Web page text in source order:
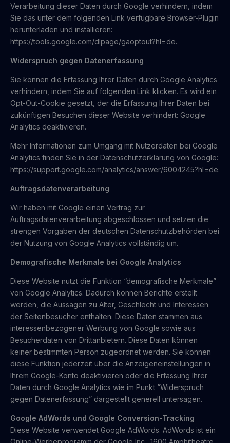
Verarbeitung dieser Daten durch Google verhindern, indem
Sie das unter dem folgenden Link verfügbare Browser-Plugin
herunterladen und installieren:
https://tools.google.com/dlpage/gaoptout?hl=de.
Widerspruch gegen Datenerfassung
Sie können die Erfassung Ihrer Daten durch Google Analytics
verhindern, indem Sie auf folgenden Link klicken. Es wird ein
Opt-Out-Cookie gesetzt, der die Erfassung Ihrer Daten bei
zukünftigen Besuchen dieser Website verhindert: Google
Analytics deaktivieren.
Mehr Informationen zum Umgang mit Nutzerdaten bei Google
Analytics finden Sie in der Datenschutzerklärung von Google:
https://support.google.com/analytics/answer/6004245?hl=de.
Auftragsdatenverarbeitung
Wir haben mit Google einen Vertrag zur
Auftragsdatenverarbeitung abgeschlossen und setzen die
strengen Vorgaben der deutschen Datenschutzbehörden bei
der Nutzung von Google Analytics vollständig um.
Demografische Merkmale bei Google Analytics
Diese Website nutzt die Funktion “demografische Merkmale”
von Google Analytics. Dadurch können Berichte erstellt
werden, die Aussagen zu Alter, Geschlecht und Interessen
der Seitenbesucher enthalten. Diese Daten stammen aus
interessenbezogener Werbung von Google sowie aus
Besucherdaten von Drittanbietern. Diese Daten können
keiner bestimmten Person zugeordnet werden. Sie können
diese Funktion jederzeit über die Anzeigeneinstellungen in
Ihrem Google-Konto deaktivieren oder die Erfassung Ihrer
Daten durch Google Analytics wie im Punkt “Widerspruch
gegen Datenerfassung” dargestellt generell untersagen.
Google AdWords und Google Conversion-Tracking
Diese Website verwendet Google AdWords. AdWords ist ein